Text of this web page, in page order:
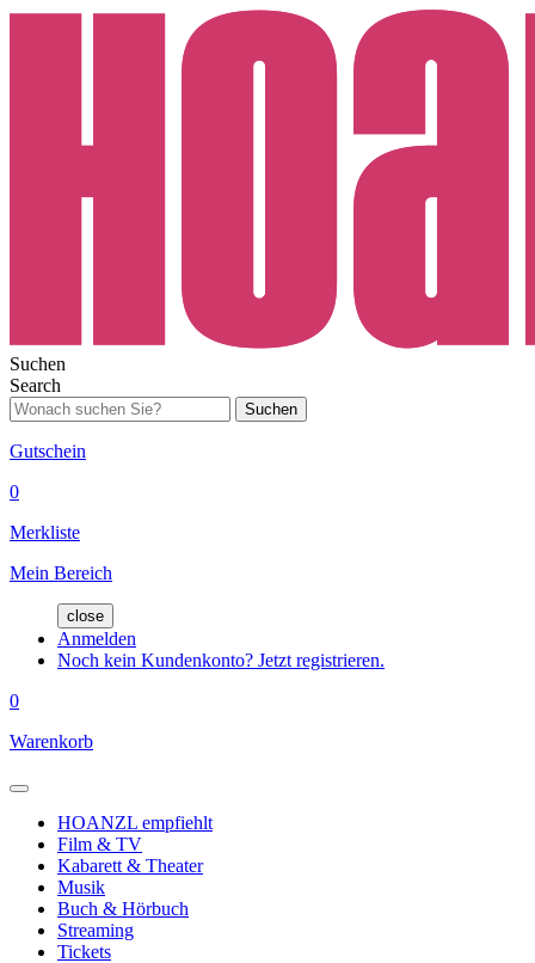
Suchen
Search
Suchen
Gutschein
0
Merkliste
Mein Bereich
close
Anmelden
Noch kein Kundenkonto? Jetzt registrieren.
0
Warenkorb
HOANZL empfiehlt
Film & TV
Kabarett & Theater
Musik
Buch & Hörbuch
Streaming
Tickets